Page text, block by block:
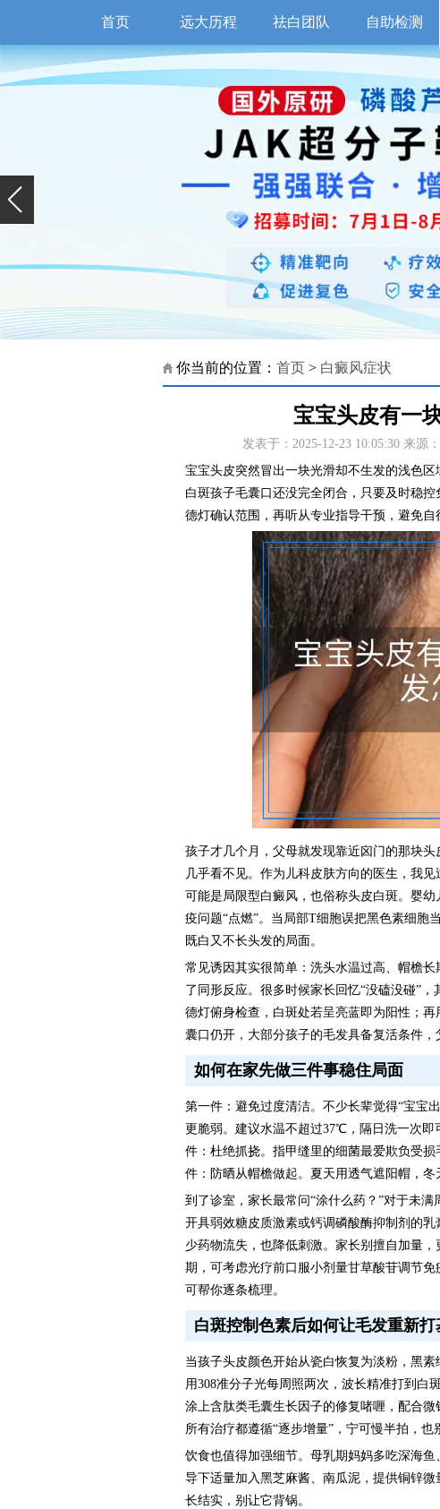
首页 远大历程 祛白团队 自助检测
你当前的位置： 首页 > 白癜风症状
宝宝头皮有一
发表于：2025-12-23 10:05:30 来源
宝宝头皮突然冒出一块光滑却不生发的浅色
白斑孩子毛囊口还没完全闭合，只要及时稳
德灯确认范围，再听从专业指导干预，避免自
孩子才几个月，父母就发现靠近囟门的那块
几乎看不见。作为儿科皮肤方向的医生，我
可能是局限型白癜风，也俗称头皮白斑。婴
疫问题“点燃”。当局部T细胞误把黑色素细胞
既白又不长头发的局面。
常见诱因其实很简单：洗头水温过高、帽檐
了同形反应。很多时候家长回忆“没磕没碰”
德灯俯身检查，白斑处若呈亮蓝即为阳性；
囊口仍开，大部分孩子的毛发具备复活条件，
如何在家先做三件事稳住局面
第一件：避免过度清洁。不少长辈觉得“宝宝
更脆弱。建议水温不超过37℃，隔日洗一次
件：杜绝抓挠。指甲缝里的细菌最爱欺负受
件：防晒从帽檐做起。夏天用透气遮阳帽，
到了诊室，家长最常问“涂什么药？”对于未
开具弱效糖皮质激素或钙调磷酸酶抑制剂的
少药物流失，也降低刺激。家长别擅自加量
期，可考虑光疗前口服小剂量甘草酸苷调节
可帮你逐条梳理。
白斑控制色素后如何让毛发重新打
当孩子头皮颜色开始从瓷白恢复为淡粉，黑
用308准分子光每周照两次，波长精准打到白
涂上含肽类毛囊生长因子的修复啫喱，配合
所有治疗都遵循“逐步增量”，宁可慢半拍，也
饮食也值得加强细节。母乳期妈妈多吃深海
导下适量加入黑芝麻酱、南瓜泥，提供铜锌
长结实，别让它背锅。